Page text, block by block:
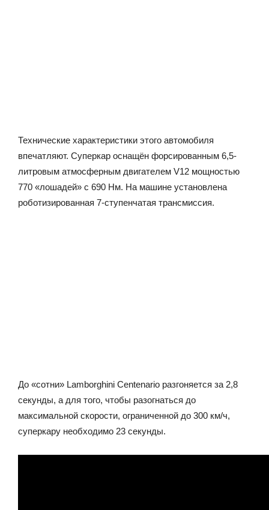
Технические характеристики этого автомобиля
впечатляют. Суперкар оснащён форсированным 6,5-
литровым атмосферным двигателем V12 мощностью
770 «лошадей» с 690 Нм. На машине установлена
роботизированная 7-ступенчатая трансмиссия.
До «сотни» Lamborghini Centenario разгоняется за 2,8
секунды, а для того, чтобы разогнаться до
максимальной скорости, ограниченной до 300 км/ч,
суперкару необходимо 23 секунды.